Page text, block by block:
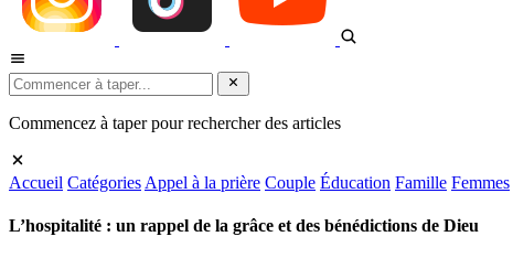
Commencez à taper pour rechercher des articles
Accueil Catégories Appel à la prière Couple Éducation Famille Femmes
L’hospitalité : un rappel de la grâce et des bénédictions de Dieu